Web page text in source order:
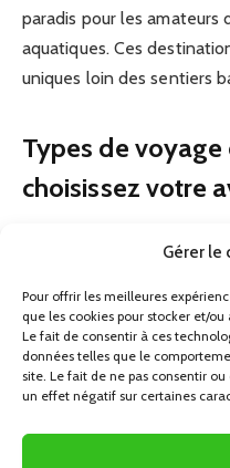
Gérer le
Pour offrir les meilleures
que les cookies pour stocker et/
Le fait de consentir à ces
données telles que le
site. Le fait de ne pas consentir
un effet négatif sur certaines
paradis pour les amateurs
aquatiques. Ces
uniques loin des sentiers
Types de voyage
choisissez votre
La Namibie propose une
adaptés à tous les profils.
voyage de luxe avec
d’une aventure en
envies. Les circuits en
particulièrement prisés